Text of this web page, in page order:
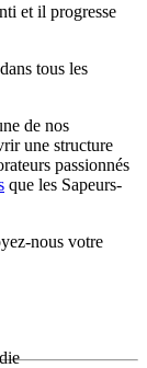
et il progresse
tous les
de nos
une structure
passionnés
que les Sapeurs-
nous votre